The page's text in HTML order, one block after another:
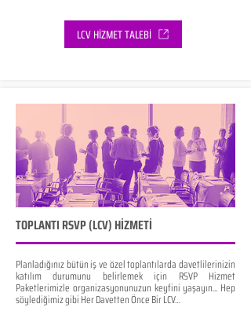
LCV HİZMET TALEBİ
TOPLANTI RSVP (LCV) HİZMETİ
Planladığınız bütün iş ve özel toplantılarda davetlilerinizin
katılım durumunu belirlemek için RSVP Hizmet
Paketlerimizle organizasyonunuzun keyfini yaşayın... Hep
söylediğimiz gibi Her Davetten Önce Bir LCV…